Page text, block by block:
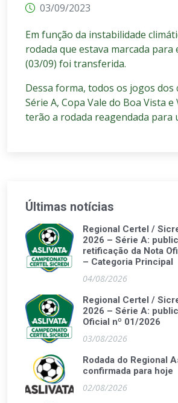
03/09/2023
Em função da instabilidade
rodada que estava marcada para
(03/09) foi transferida.
Dessa forma, todos os jogos dos
Série A, Copa Vale do Boa Vista
terão a rodada reagendada para
Últimas notícias
Regional Certel /
2026 – Série A:
retificação da Nota
– Categoria Principal
04/08/2026
Regional Certel /
2026 – Série A:
Oficial nº 01/2026
03/08/2026
Rodada do Regional
confirmada para hoje
02/08/2026